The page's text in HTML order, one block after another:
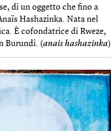
di un oggetto che fino a
Hashazinka. Nata nel
È cofondatrice di Rweze,
Burundi. (anais hashazinka)